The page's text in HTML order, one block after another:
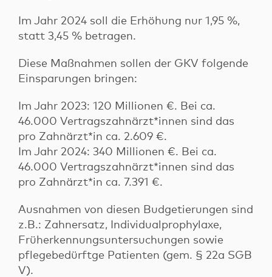
Im Jahr 2024 soll die Erhöhung nur 1,95 %,
statt 3,45 % betragen.
Diese Maßnahmen sollen der GKV folgende
Einsparungen bringen:
Im Jahr 2023: 120 Millionen €. Bei ca.
46.000 Vertragszahnärzt*innen sind das
pro Zahnärzt*in ca. 2.609 €.
Im Jahr 2024: 340 Millionen €. Bei ca.
46.000 Vertragszahnärzt*innen sind das
pro Zahnärzt*in ca. 7.391 €.
Ausnahmen von diesen Budgetierungen sind
z.B.: Zahnersatz, Individualprophylaxe,
Früherkennungsuntersuchungen sowie
pflegebedürftge Patienten (gem. § 22a SGB
V).